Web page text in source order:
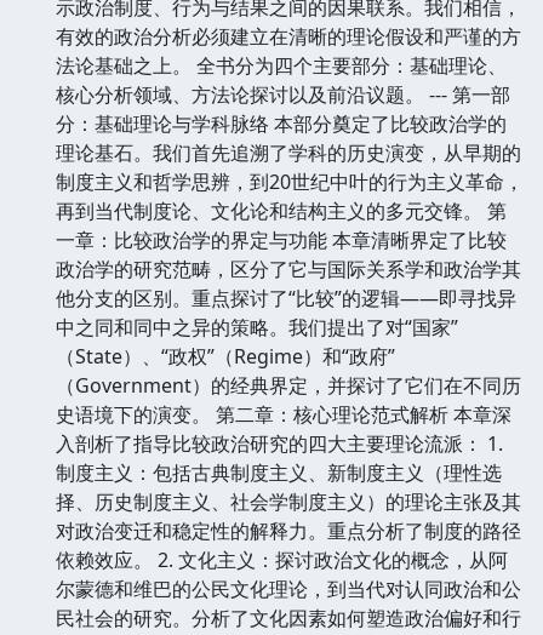
示政治制度、行为与结果之间的因果联系。我们相信，
有效的政治分析必须建立在清晰的理论假设和严谨的方
法论基础之上。 全书分为四个主要部分：基础理论、
核心分析领域、方法论探讨以及前沿议题。 --- 第一部
分：基础理论与学科脉络 本部分奠定了比较政治学的
理论基石。我们首先追溯了学科的历史演变，从早期的
制度主义和哲学思辨，到20世纪中叶的行为主义革命，
再到当代制度论、文化论和结构主义的多元交锋。 第
一章：比较政治学的界定与功能 本章清晰界定了比较
政治学的研究范畴，区分了它与国际关系学和政治学其
他分支的区别。重点探讨了“比较”的逻辑——即寻找异
中之同和同中之异的策略。我们提出了对“国家”
（State）、“政权”（Regime）和“政府”
（Government）的经典界定，并探讨了它们在不同历
史语境下的演变。 第二章：核心理论范式解析 本章深
入剖析了指导比较政治研究的四大主要理论流派： 1.
制度主义：包括古典制度主义、新制度主义（理性选
择、历史制度主义、社会学制度主义）的理论主张及其
对政治变迁和稳定性的解释力。重点分析了制度的路径
依赖效应。 2. 文化主义：探讨政治文化的概念，从阿
尔蒙德和维巴的公民文化理论，到当代对认同政治和公
民社会的研究。分析了文化因素如何塑造政治偏好和行